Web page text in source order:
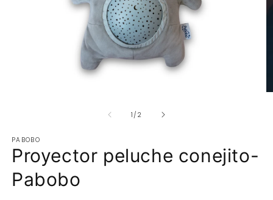
una
ventana
modal
1 /de2
PABOBO
Proyector peluche conejito-
Pabobo